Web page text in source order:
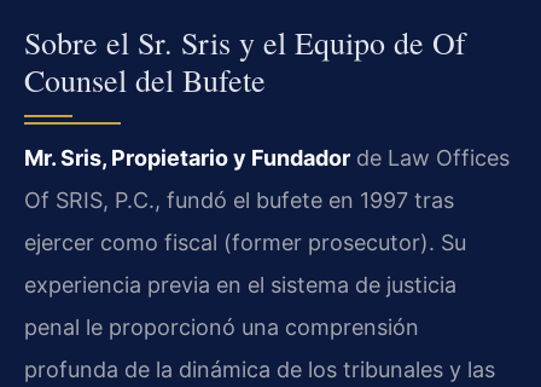
Sobre el Sr. Sris y el Equipo de Of
Counsel del Bufete
Mr. Sris, Propietario y Fundador de Law Offices
Of SRIS, P.C., fundó el bufete en 1997 tras
ejercer como fiscal (former prosecutor). Su
experiencia previa en el sistema de justicia
penal le proporcionó una comprensión
profunda de la dinámica de los tribunales y las